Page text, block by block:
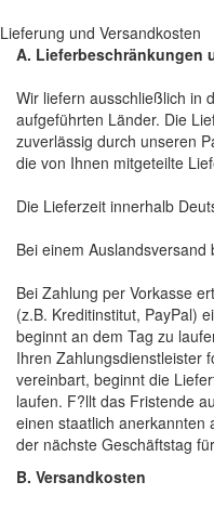
Lieferung und Versandkosten
A. Lieferbeschränkungen
Wir liefern ausschließlich in
aufgeführten Länder. Die
zuverlässig durch unseren
die von Ihnen mitgeteilte
Die Lieferzeit innerhalb
Bei einem
Bei Zahlung per Vorkasse
(z.B. Kreditinstitut, PayPal)
beginnt an dem Tag zu
Ihren Zahlungsdienstleister
vereinbart, beginnt die
laufen. F?llt das Fristende
einen staatlich anerkannten
der nächste Geschäftstag
B. Versandkosten